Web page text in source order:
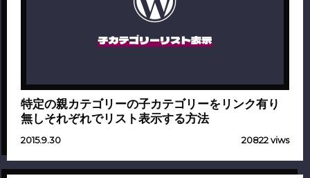
子カテゴリーリスト表示
特定の親カテゴリーの子カテゴリーをリンク有り
無しそれぞれでリスト表示する方法
2015.9.30 20822 viws